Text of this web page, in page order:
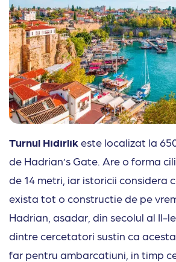
Turnul Hıdırlık este localizat la
de Hadrian’s Gate. Are o forma
de 14 metri, iar istoricii considera
exista tot o constructie de pe
Hadrian, asadar, din secolul al II-
dintre cercetatori sustin ca
far pentru ambarcatiuni, in timp